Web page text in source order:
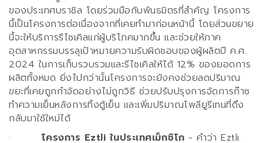
ของประเทศบราซิล โดยร่วมมือกับพันธมิตรที่สำคัญ โครงการ
นี้เป็นโครงการต่อเนื่องจากที่เคยทำมาก่อนหน้านี้ โดยส่วนขยาย
นี้จะให้บริการรีไซเคิลแก่ผู้บริโภคมากขึ้น และช่วยให้ภาค
อุตสาหกรรมบรรลุเป้าหมายความรับผิดชอบของผู้ผลิตปี ค.ศ.
2024ในการเก็บรวบรวมและรีไซเคิลให้ได้ 12% ของยอดการ
ผลิตทั้งหมด ยิ่งไปกว่านั้นโครงการจะยังคงช่วยลดปริมาณ
ขยะที่เคยถูกกำจัดอย่างไม่ถูกวิธี ช่วยปรับปรุงการจัดการก๊าซ
ทำความเย็นหลังการทิ้งตู้เย็น และเพิ่มปริมาณโพลียูรีเทนที่ดึง
กลับมาใช้ใหม่ได้
·
โครงการ Eztli ในประเทศเม็กซิโก - คำว่า Eztli